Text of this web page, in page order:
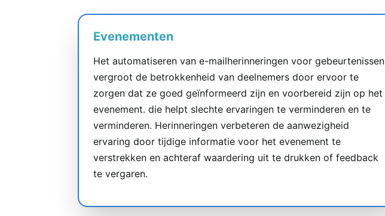
Evenementen
Het automatiseren van e-mailherinneringen voor gebeurtenissen
vergroot de betrokkenheid van deelnemers door ervoor te
zorgen dat ze goed geïnformeerd zijn en voorbereid zijn op het
evenement. die helpt slechte ervaringen te verminderen en te
verminderen. Herinneringen verbeteren de aanwezigheid
ervaring door tijdige informatie voor het evenement te
verstrekken en achteraf waardering uit te drukken of feedback
te vergaren.